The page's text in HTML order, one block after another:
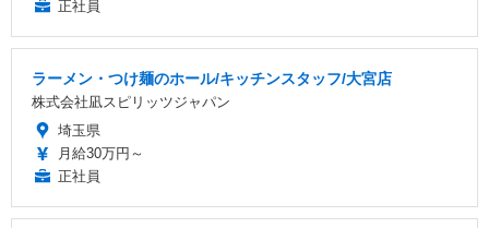
正社員
ラーメン・つけ麺のホール/キッチンスタッフ/大宮店
株式会社凪スピリッツジャパン
埼玉県
月給30万円～
正社員